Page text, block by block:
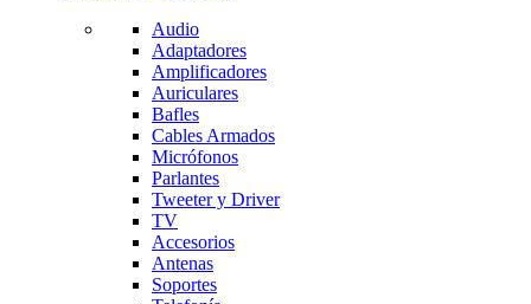
Audio
Adaptadores
Amplificadores
Auriculares
Bafles
Cables Armados
Micrófonos
Parlantes
Tweeter y Driver
TV
Accesorios
Antenas
Soportes